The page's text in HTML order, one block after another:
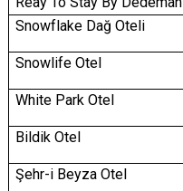
Snowflake Dağ Oteli
Snowlife Otel
White Park Otel
Bildik Otel
Şehr-i Beyza Otel